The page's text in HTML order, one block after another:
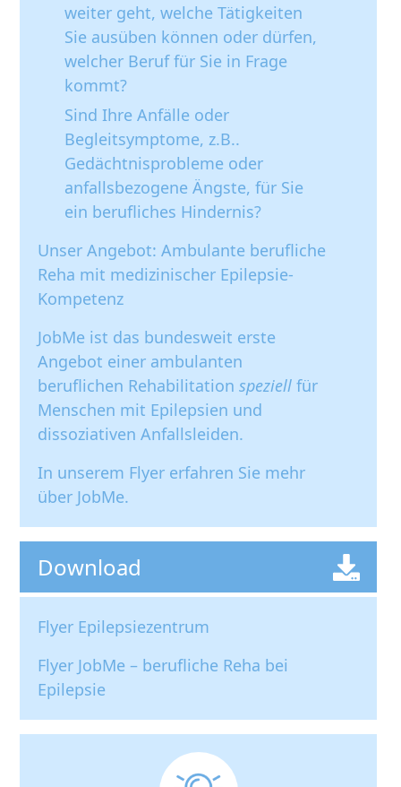
weiter geht, welche Tätigkeiten
Sie ausüben können oder dürfen,
welcher Beruf für Sie in Frage
kommt?
Sind Ihre Anfälle oder
Begleitsymptome, z.B..
Gedächtnisprobleme oder
anfallsbezogene Ängste, für Sie
ein berufliches Hindernis?
Unser Angebot:Ambulante berufliche
Reha mit medizinischer Epilepsie-
Kompetenz
JobMe ist das bundesweit erste
Angebot einer ambulanten
beruflichen Rehabilitationspeziell für
Menschen mit Epilepsien und
dissoziativen Anfallsleiden.
In unserem Flyer erfahren Sie mehr
über JobMe.
Download
Flyer Epilepsiezentrum
Flyer JobMe – berufliche Reha bei
Epilepsie